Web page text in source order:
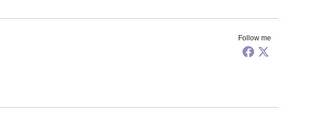
Follow me